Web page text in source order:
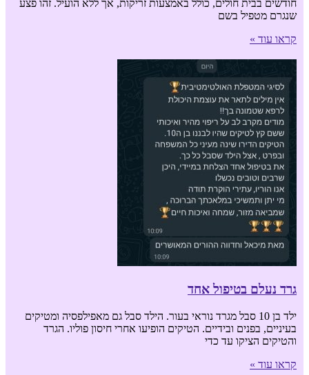
חודשים בבית חולים, כולל באמצעות זריקות, אך ללא הועיל. זהו פצע
שנגרם מטפיל בשם
קראו עוד »
גרד נעלם בטיפול אחד
ילד בן 10 סבל מגרד נוראי בעור. הילד סבל גם מאפילפסיה ומטיקים
בעיניים, בפנים ובידיים. הטיקים הופיעו אחרי חיסון פוליו. הגרד
והטיקים הציקו עד כדי
קראו עוד »